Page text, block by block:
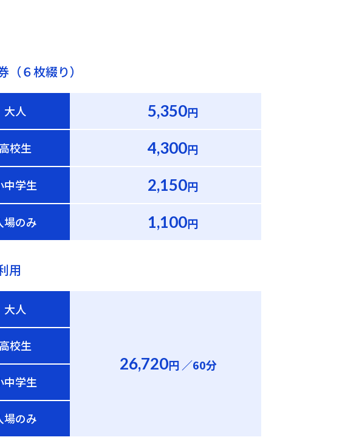
６枚綴り）
大人 5,350円
高校生 4,300円
中学生 2,150円
場のみ 1,100円
用
大人
26,720円 ／60分
高校生
中学生
場のみ